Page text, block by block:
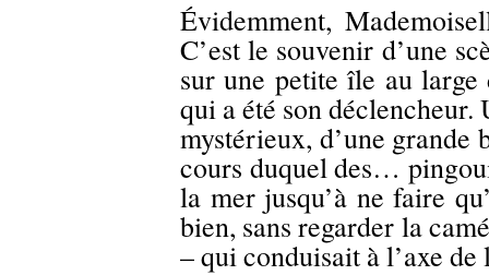
Évidemment,
C’est le souvenir d’une
sur une petite île au
qui a été son déclencheur.
mystérieux, d’une grande
cours duquel des…
la mer jusqu’à ne faire
bien, sans regarder la
– qui conduisait à l’axe